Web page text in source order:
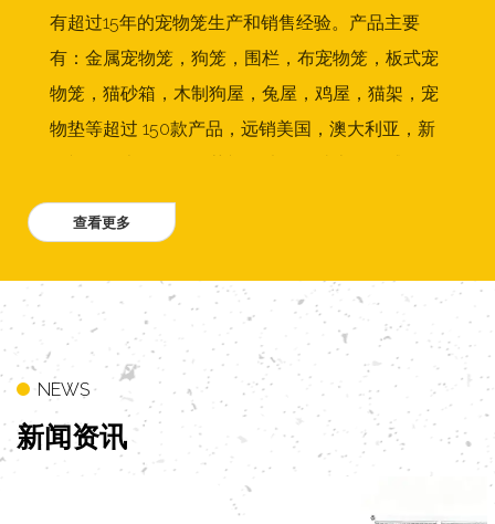
有超过15年的宠物笼生产和销售经验。产品主要
有：金属宠物笼，狗笼，围栏，布宠物笼，板式宠
物笼，猫砂箱，木制狗屋，兔屋，鸡屋，猫架，宠
物垫等超过 150款产品，远销美国，澳大利亚，新
麦，波兰，比利时，菲律宾，墨西哥，希腊 ，台
湾，香港等20多个国家和地区。公司拥有专业的设
生产线，每个月超过50个集装箱出口到国外。我们
公司一直以高质量为前提，给国内外客户提供优质
的产品和服务。
NEWS
新闻资讯